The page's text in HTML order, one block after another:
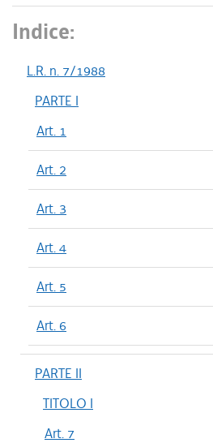
Indice:
L.R. n. 7/1988
PARTE I
Art. 1
Art. 2
Art. 3
Art. 4
Art. 5
Art. 6
PARTE II
TITOLO I
Art. 7